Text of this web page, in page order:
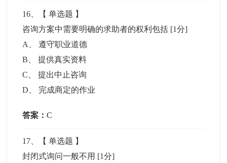
16 、【单选题 】
咨询方案中需要明确的求助者的权利包括 [1分]
A
、遵守职业道德
B 、提供真实资料
C 、提出中止咨询
D
完成商定的作业
答案：C
17 、【单选题 】
封闭式询问一般不用 [1分]